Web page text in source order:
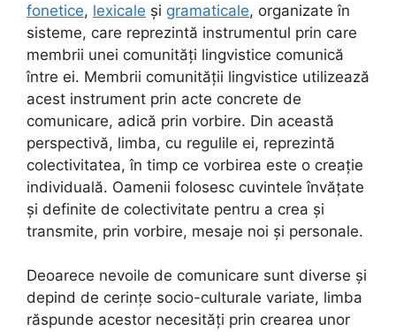
fonetice, lexicale și gramaticale, organizate în
sisteme, care reprezintă instrumentul prin care
membrii unei comunități lingvistice comunică
între ei. Membrii comunității lingvistice utilizează
acest instrument prin acte concrete de
comunicare, adică prin vorbire. Din această
perspectivă, limba, cu regulile ei, reprezintă
colectivitatea, în timp ce vorbirea este o creație
individuală. Oamenii folosesc cuvintele învățate
și definite de colectivitate pentru a crea și
transmite, prin vorbire, mesaje noi și personale.
Deoarece nevoile de comunicare sunt diverse și
depind de cerințe socio-culturale variate, limba
răspunde acestor necesități prin crearea unor